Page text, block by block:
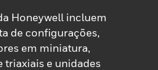
Honeywell incluem
de configurações,
em miniatura,
triaxiais e unidades